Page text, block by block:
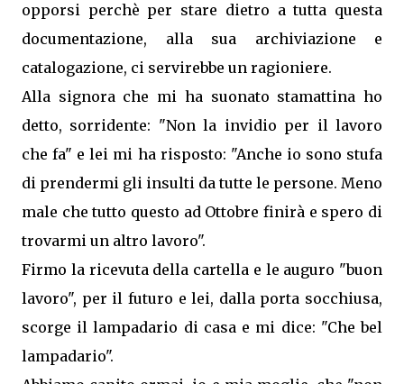
opporsi perchè per stare dietro a tutta questa
documentazione, alla sua archiviazione e
catalogazione, ci servirebbe un ragioniere.
Alla signora che mi ha suonato stamattina ho
detto, sorridente: "Non la invidio per il lavoro
che fa" e lei mi ha risposto: "Anche io sono stufa
di prendermi gli insulti da tutte le persone. Meno
male che tutto questo ad Ottobre finirà e spero di
trovarmi un altro lavoro".
Firmo la ricevuta della cartella e le auguro "buon
lavoro", per il futuro e lei, dalla porta socchiusa,
scorge il lampadario di casa e mi dice: "Che bel
lampadario".